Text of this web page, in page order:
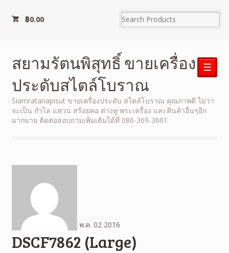
฿0.00
สยามรัตนพิสุทธิ์ ขายเครื่อง
ประดับสไตล์โบราณ
Siamratanapisut ขายเครื่องประดับ สไตล์โบราณ คุณภาพดี ไม่ว่า
จะเป็น กำไล แหวน สร้อยคอ ต่างหู พระเครื่อง และสินค้าอื่นๆอีก
มากมาย ติดต่อสอบถามเพิ่มเติมได้ที่ 086-369-3601
☰
พ.ค. 02 2016
DSCF7862 (Large)